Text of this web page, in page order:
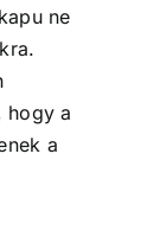
ne
hogy a
a